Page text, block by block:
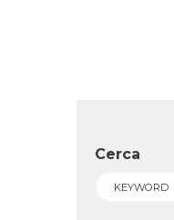
Cerca